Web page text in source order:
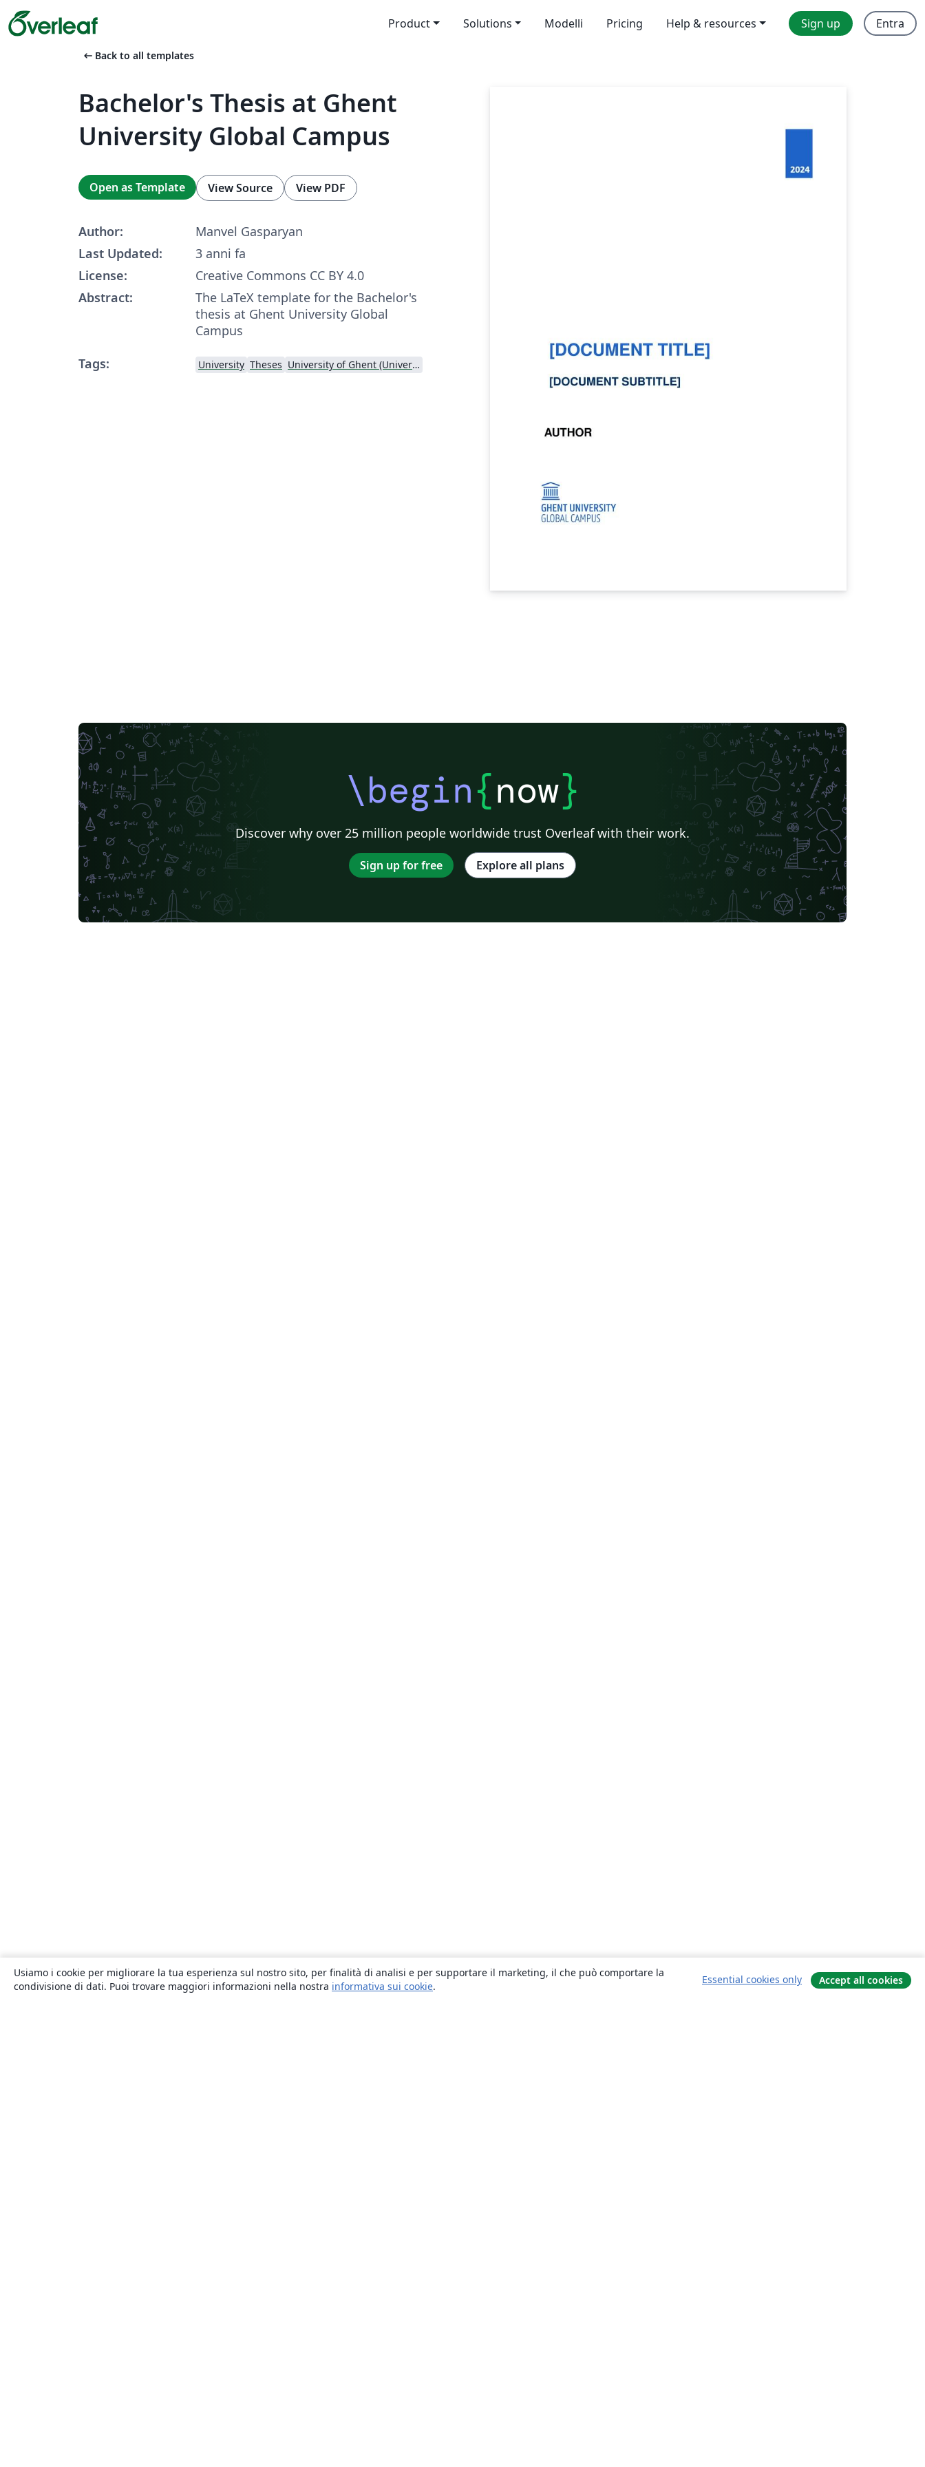
Product Solutions Modelli Pricing Help & resources Sign up Entra
arrow_left_alt Back to all templates
Bachelor's Thesis at Ghent
University Global Campus
Open as Template View Source View PDF
Author:
Manvel Gasparyan
Last Updated:
3 anni fa
License:
Creative Commons CC BY 4.0
Abstract:
The LaTeX template for the Bachelor's
thesis at Ghent University Global
Campus
Tags:
University Theses University of Ghent (Universiteit Gent)
\begin{now}
Discover why over 25 million people worldwide trust Overleaf with their work.
Sign up for free Explore all plans
Usiamo i cookie per migliorare la tua esperienza sul nostro sito, per finalità di analisi e per supportare il marketing, il che può comportare la
condivisione di dati. Puoi trovare maggiori informazioni nella nostra informativa sui cookie.
Essential cookies only Accept all cookies